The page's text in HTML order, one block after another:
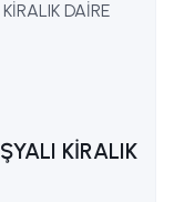
KİRALIK